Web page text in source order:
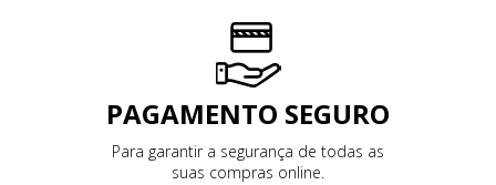
PAGAMENTO SEGURO
Para garantir a segurança de todas as
suas compras online.